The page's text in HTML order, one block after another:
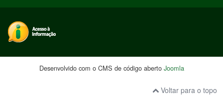
Desenvolvido com o CMS de código aberto Joomla
Voltar para o topo